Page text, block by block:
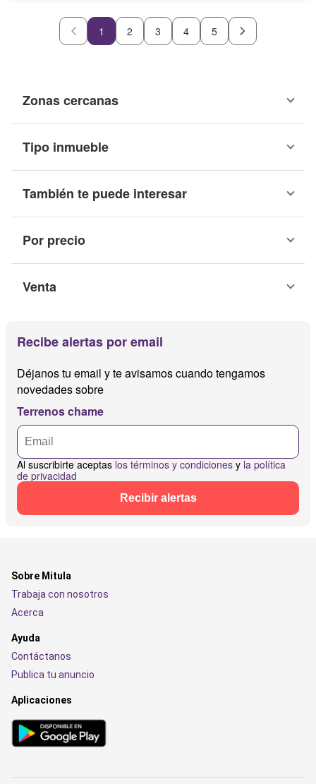
1 2 3 4 5
Zonas cercanas
Tipo inmueble
También te puede interesar
Por precio
Venta
Recibe alertas por email
Déjanos tu email y te avisamos cuando tengamos
novedades sobre
Terrenos chame
Al suscribirte aceptas los términos y condiciones y la política
de privacidad
Recibir alertas
Sobre Mitula
Trabaja con nosotros
Acerca
Ayuda
Contáctanos
Publica tu anuncio
Aplicaciones